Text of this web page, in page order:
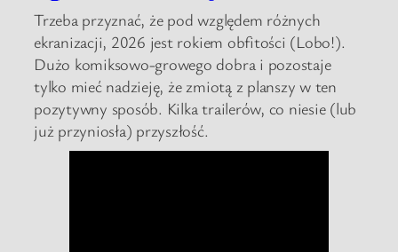
Trzeba przyznać, że pod względem różnych
ekranizacji, 2026 jest rokiem obfitości (Lobo!).
Dużo komiksowo-growego dobra i pozostaje
tylko mieć nadzieję, że zmiotą z planszy w ten
pozytywny sposób. Kilka trailerów, co niesie (lub
już przyniosła) przyszłość.